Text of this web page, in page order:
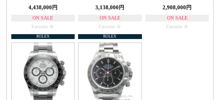
4,438,000円
ON SALE
Favorite
3,138,000円
ON SALE
Favorite
2,908,000円
ON SALE
Favorite
ROLEX ROLEX